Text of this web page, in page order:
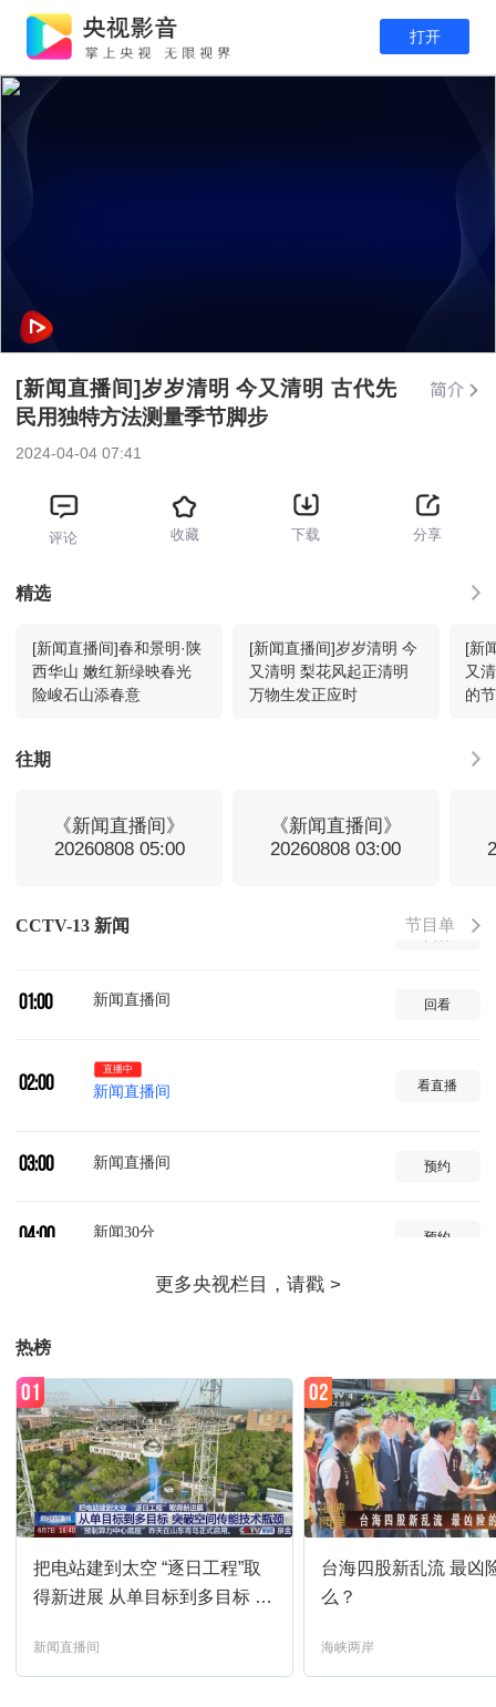
打开
[新闻直播间]岁岁清明 今又清明 古代先
民用独特方法测量季节脚步
2024-04-04 07:41
评论 收藏 下载 分享
精选
[新闻直播间]春和景明·陕
西华山 嫩红新绿映春光
险峻石山添春意
[新闻直播间]岁岁清明 今
又清明 梨花风起正清明
万物生发正应时
[新
又
的
往期
《新闻直播间》
20260808 05:00
《新闻直播间》
20260808 03:00
CCTV-13 新闻 节目单
20:00
20:33 新闻1+1
法治在线
22:00 朝闻天下 回看
01:00 新闻直播间 回看
02:00
直播中
新闻直播间 看直播
03:00 新闻直播间 预约
04:00 新闻30分 预约
05:00 预约
06:00 新闻直播间 预约
07:00 新闻直播间 预约
08:00
09:00 新闻直播间
热榜
把电站建到太空 “逐日工程”取
得新进展 从单目标到多目标 突
新闻直播间
01
台海四股新乱流 最凶
么？
海峡两岸
02